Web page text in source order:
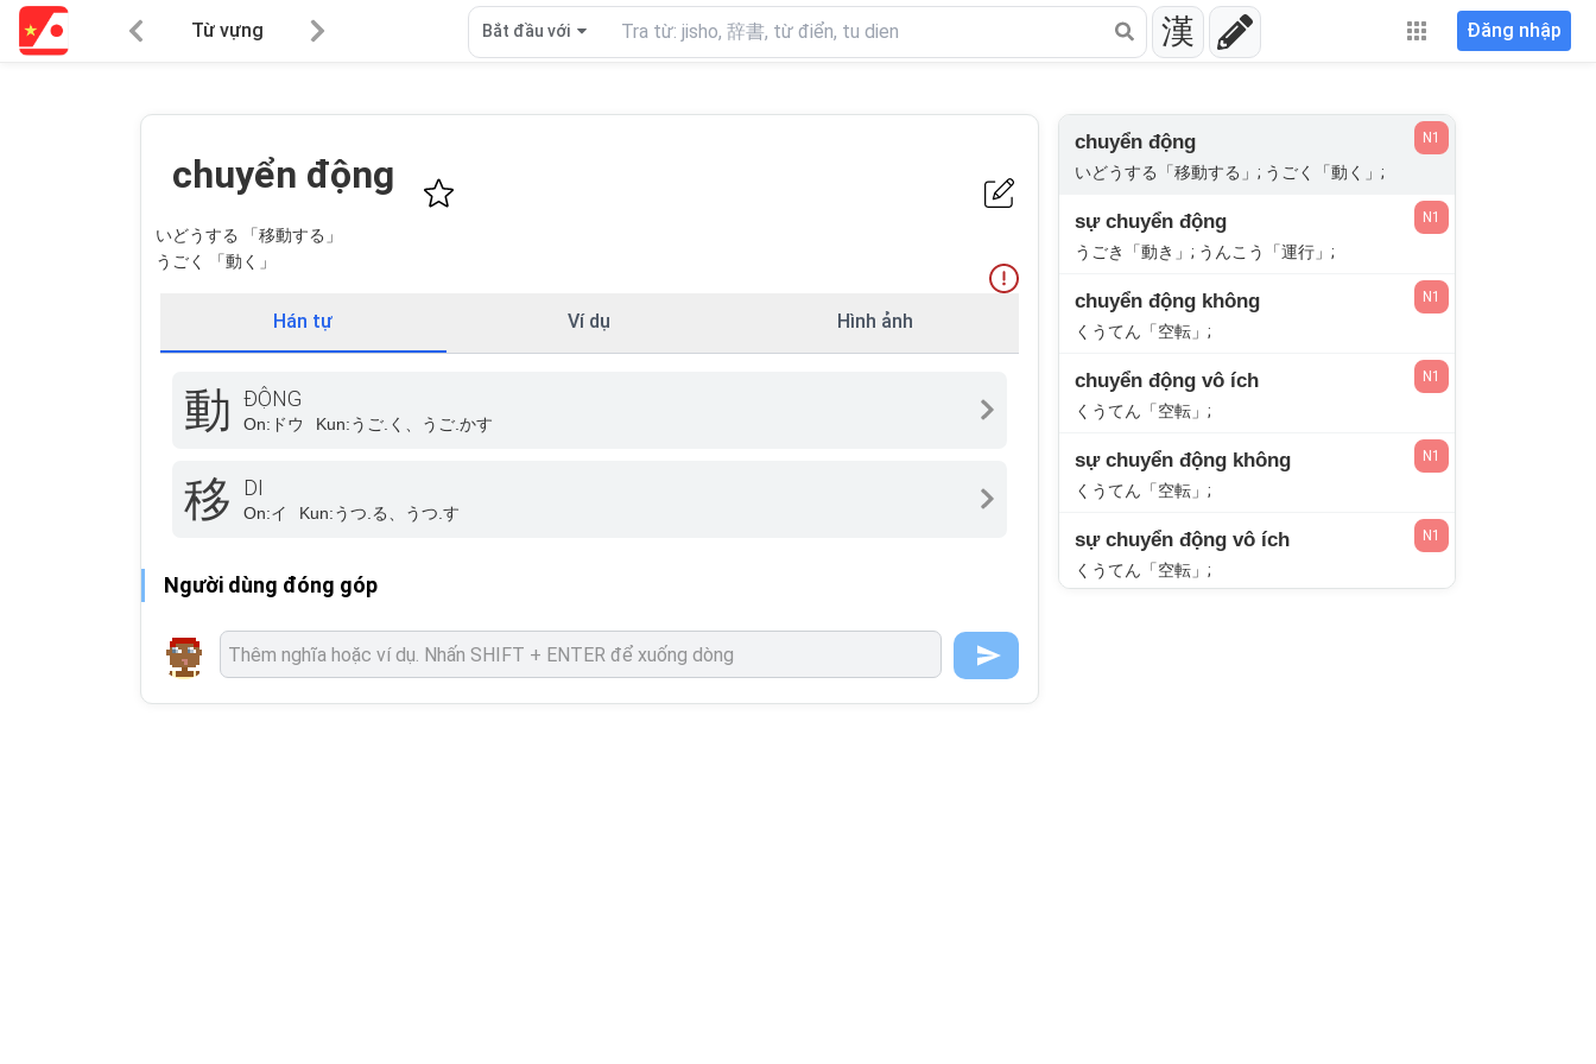
Từ vựng 漢
Bắt đầu với Đăng nhập
chuyển động
いどうする 「移動する」
うごく 「動く」
Hán tự Ví dụ Hình ảnh
動 ĐỘNG
On: ドウ Kun:うご.く、うご.かす
移 DI
On:イ Kun:うつ.る、うつ.す
Người dùng đóng góp
chuyển động
いどうする「移動する」; うごく「動く」;
N1
sự chuyển động
うごき「動き」; うんこう「運行」;
N1
chuyển động không
くうてん「空転」;
N1
chuyển động vô ích
くうてん「空転」;
N1
sự chuyển động không
くうてん「空転」;
N1
sự chuyển động vô ích
くうてん「空転」;
N1